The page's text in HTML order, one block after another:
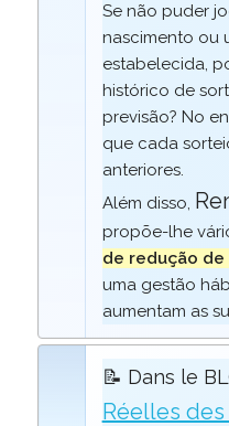
Se não puder
nascimento ou
estabelecida,
histórico de
previsão? No
que cada
anteriores.
Além disso,
propõe-lhe
de redução de
uma gestão
aumentam as
📝 Dans le
Réelles